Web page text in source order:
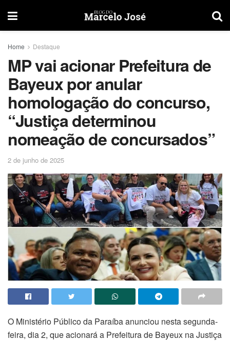
Home Destaque
MP vai acionar Prefeitura de
Bayeux por anular
homologação do concurso,
“Justiça determinou
nomeação de concursados”
2 de junho de 2025
O Ministério Público da Paraíba anunciou nesta segunda-
feira, dia 2, que acionará a Prefeitura de Bayeux na Justiça